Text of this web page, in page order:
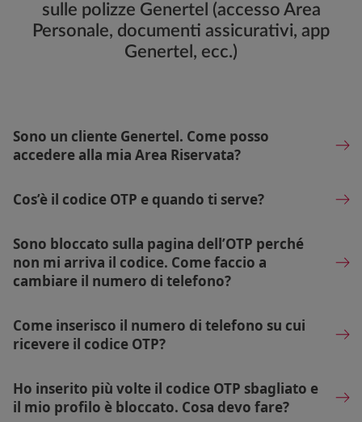
sulle polizze Genertel (accesso Area
Personale, documenti assicurativi, app
Genertel, ecc.)
Sono un cliente Genertel. Come posso
accedere alla mia Area Riservata?
Cos’è il codice OTP e quando ti serve?
Sono bloccato sulla pagina dell’OTP perché
non mi arriva il codice. Come faccio a
cambiare il numero di telefono?
Come inserisco il numero di telefono su cui
ricevere il codice OTP?
Ho inserito più volte il codice OTP sbagliato e
il mio profilo è bloccato. Cosa devo fare?